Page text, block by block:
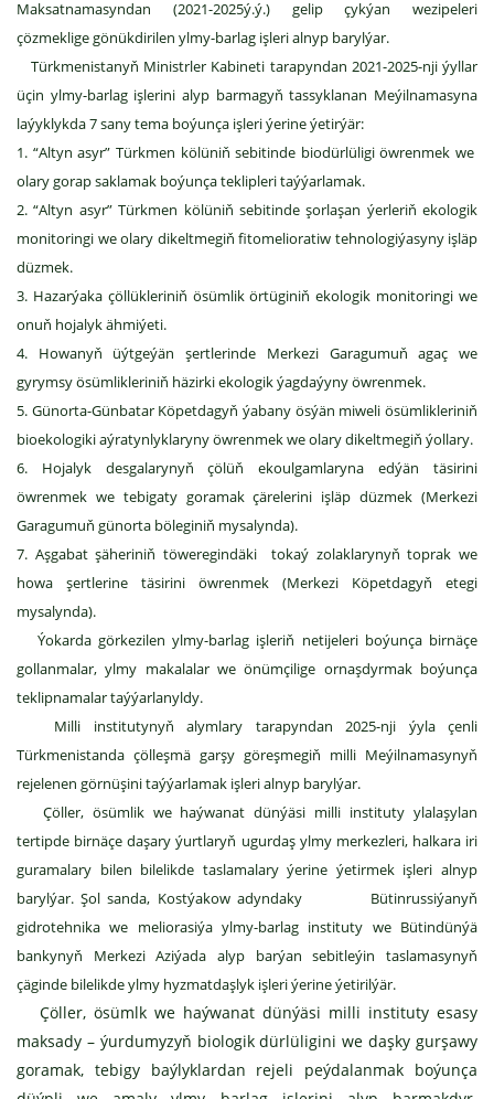
Maksatnamasyndan (2021-2025ý.ý.) gelip çykýan wezipeleri
çözmeklige gönükdirilen ylmy-barlag işleri alnyp barylýar.
Türkmenistanyň Ministrler Kabineti tarapyndan 2021-2025-nji ýyllar
üçin ylmy-barlag işlerini alyp barmagyň tassyklanan Meýilnamasyna
laýyklykda 7 sany tema boýunça işleri ýerine ýetirýär:
1. “Altyn asyr” Türkmen kölüniň sebitinde biodürlüligi öwrenmek we
olary gorap saklamak boýunça teklipleri taýýarlamak.
2. “Altyn asyr” Türkmen kölüniň sebitinde şorlaşan ýerleriň ekologik
monitoringi we olary dikeltmegiň fitomelioratiw tehnologiýasyny işläp
düzmek.
3. Hazarýaka çöllükleriniň ösümlik örtüginiň ekologik monitoringi we
onuň hojalyk ähmiýeti.
4. Howanyň üýtgeýän şertlerinde Merkezi Garagumuň agaç we
gyrymsy ösümlikleriniň häzirki ekologik ýagdaýyny öwrenmek.
5. Günorta-Günbatar Köpetdagyň ýabany ösýän miweli ösümlikleriniň
bioekologiki aýratynlyklaryny öwrenmek we olary dikeltmegiň ýollary.
6. Hojalyk desgalarynyň çölüň ekoulgamlaryna edýän täsirini
öwrenmek we tebigaty goramak çärelerini işläp düzmek (Merkezi
Garagumuň günorta böleginiň mysalynda).
7. Aşgabat şäheriniň töweregindäki tokaý zolaklarynyň toprak we
howa şertlerine täsirini öwrenmek (Merkezi Köpetdagyň etegi
mysalynda).
Ýokarda görkezilen ylmy-barlag işleriň netijeleri boýunça birnäçe
gollanmalar, ylmy makalalar we önümçilige ornaşdyrmak boýunça
teklipnamalar taýýarlanyldy.
Milli institutynyň alymlary tarapyndan 2025-nji ýyla çenli
Türkmenistanda çölleşmä garşy göreşmegiň milli Meýilnamasynyň
rejelenen görnüşini taýýarlamak işleri alnyp barylýar.
Çöller, ösümlik we haýwanat dünýäsi milli instituty ylalaşylan
tertipde birnäçe daşary ýurtlaryň ugurdaş ylmy merkezleri, halkara iri
guramalary bilen bilelikde taslamalary ýerine ýetirmek işleri alnyp
barylýar. Şol sanda, Kostýakow adyndaky Bütinrussiýanyň
gidrotehnika we meliorasiýa ylmy-barlag instituty we Bütindünýä
bankynyň Merkezi Aziýada alyp barýan sebitleýin taslamasynyň
çäginde bilelikde ylmy hyzmatdaşlyk işleri ýerine ýetirilýär.
Çöller, ösümlk we haýwanat dünýäsi milli instituty esasy
maksady – ýurdumyzyň biologik dürlüligini we daşky gurşawy
goramak, tebigy baýlyklardan rejeli peýdalanmak boýunça